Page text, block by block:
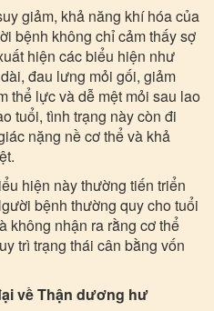
giảm, khả năng khí hóa của
bệnh không chỉ cảm thấy sợ
hiện các biểu hiện như
đau lưng mỏi gối, giảm
thể lực và dễ mệt mỏi sau lao
tuổi, tình trạng này còn đi
nặng nề cơ thể và khả
hiện này thường tiến triển
bệnh thường quy cho tuổi
không nhận ra rằng cơ thể
trì trạng thái cân bằng vốn
về Thận dương hư